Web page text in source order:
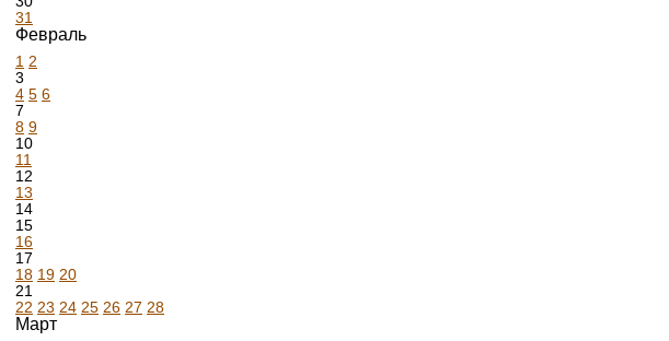
31
Февраль
1 2
3
4 5 6
7
8 9
10
11
12
13
14
15
16
17
18 19 20
21
22 23 24 25 26 27 28
Март